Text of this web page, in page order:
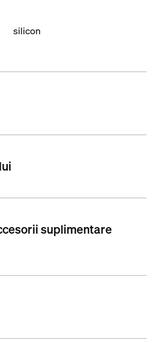
silicon
suplimentare